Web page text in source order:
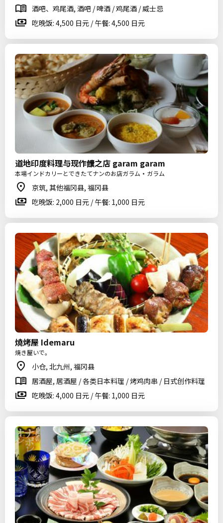
酒吧、鸡尾酒, 酒吧 / 啤酒 / 鸡尾酒 / 威士忌
吃晚饭: 4,500 日元 / 午餐: 4,500 日元
道地印度料理与现作饢之店 garam garam
本場インドカリーとできたてナンのお店ガラム・ガラム
京筑, 其他福冈县, 福冈县
吃晚饭: 2,000 日元 / 午餐: 1,000 日元
燒烤屋 Idemaru
焼き屋いで。
小仓, 北九州, 福冈县
居酒屋, 居酒屋 / 各类日本料理 / 烤鸡肉串 / 日式创作料理
吃晚饭: 4,000 日元 / 午餐: 1,000 日元